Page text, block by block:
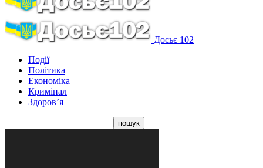
Досьє 102
Події
Політика
Економіка
Кримінал
Здоров’я